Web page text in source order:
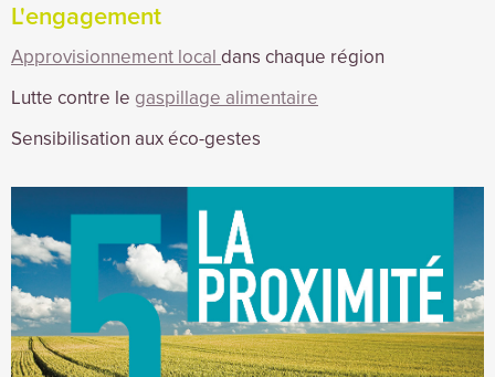
L'engagement
Approvisionnement local dans chaque région
Lutte contre le gaspillage alimentaire
Sensibilisation aux éco-gestes